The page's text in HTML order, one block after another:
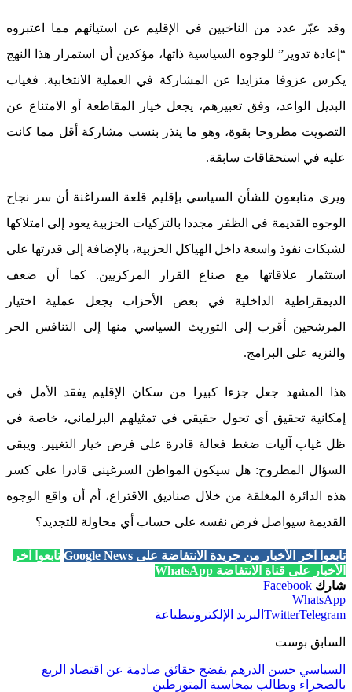
وقد عبّر عدد من الناخبين في الإقليم عن استيائهم مما اعتبروه
“إعادة تدوير” للوجوه السياسية ذاتها، مؤكدين أن استمرار هذا النهج
يكرس عزوفا متزايدا عن المشاركة في العملية الانتخابية. فغياب
البديل الواعد، وفق تعبيرهم، يجعل خيار المقاطعة أو الامتناع عن
التصويت مطروحا بقوة، وهو ما ينذر بنسب مشاركة أقل مما كانت
عليه في استحقاقات سابقة.
ويرى متابعون للشأن السياسي بإقليم قلعة السراغنة أن سر نجاح
الوجوه القديمة في الظفر مجددا بالتزكيات الحزبية يعود إلى امتلاكها
لشبكات نفوذ واسعة داخل الهياكل الحزبية، بالإضافة إلى قدرتها على
استثمار علاقاتها مع صناع القرار المركزيين. كما أن ضعف
الديمقراطية الداخلية في بعض الأحزاب يجعل عملية اختيار
المرشحين أقرب إلى التوريث السياسي منها إلى التنافس الحر
والنزيه على البرامج.
هذا المشهد جعل جزءا كبيرا من سكان الإقليم يفقد الأمل في
إمكانية تحقيق أي تحول حقيقي في تمثيلهم البرلماني، خاصة في
ظل غياب آليات ضغط فعالة قادرة على فرض خيار التغيير. ويبقى
السؤال المطروح: هل سيكون المواطن السرغيني قادرا على كسر
هذه الدائرة المغلقة من خلال صناديق الاقتراع، أم أن واقع الوجوه
القديمة سيواصل فرض نفسه على حساب أي محاولة للتجديد؟
تابعوا آخر الأخبار من جريدة الانتفاضة على Google News
تابعوا آخر
الأخبار على قناة الانتفاضة WhatsApp
شارك Facebook
WhatsApp
TwitterTelegram البريد الإلكترونيطباعة
السابق بوست
السياسي حسن الدرهم يفضح حقائق صادمة عن اقتصاد الريع
بالصحراء ويطالب بمحاسبة المتورطين